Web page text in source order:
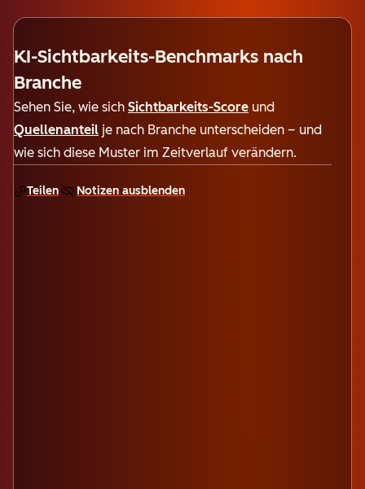
KI-Sichtbarkeits-Benchmarks nach
Branche
Sehen Sie, wie sich Sichtbarkeits-Score und
Quellenanteil je nach Branche unterscheiden – und
wie sich diese Muster im Zeitverlauf verändern.
Teilen Notizen ausblenden